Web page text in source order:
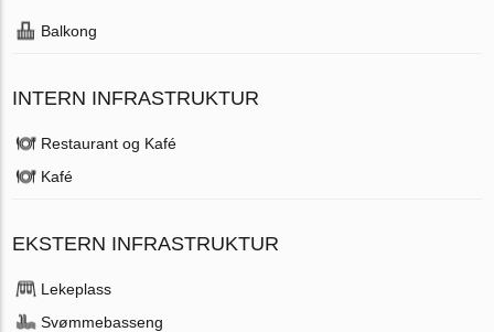
Balkong
INTERN INFRASTRUKTUR
Restaurant og Kafé
Kafé
EKSTERN INFRASTRUKTUR
Lekeplass
Svømmebasseng